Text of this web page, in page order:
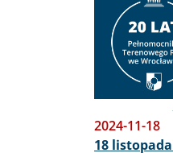
2024-11-18
18